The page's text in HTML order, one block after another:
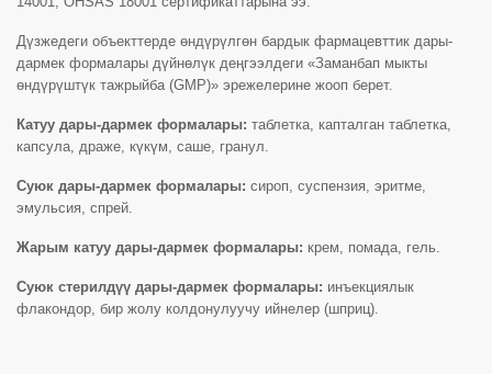
Дүзжедеги объекттерде өндүрүлгөн бардык фармацевттик дары-
дармек формалары дүйнөлүк деңгээлдеги «Заманбап мыкты
өндүрүштүк тажрыйба (GMP)» эрежелерине жооп берет.
Катуу дары-дармек формалары: таблетка, капталган таблетка,
капсула, драже, күкүм, саше, гранул.
Суюк дары-дармек формалары: сироп, суспензия, эритме,
эмульсия, спрей.
Жарым катуу дары-дармек формалары: крем, помада, гель.
Суюк стерилдүү дары-дармек формалары: инъекциялык
флакондор, бир жолу колдонулуучу ийнелер (шприц).